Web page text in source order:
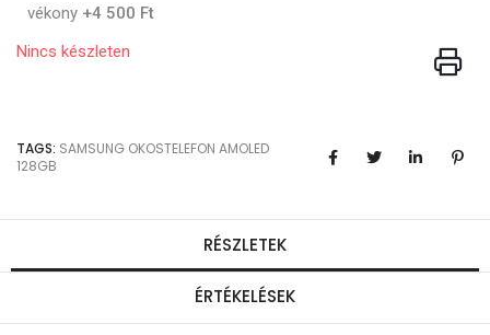
vékony +4 500 Ft
Nincs készleten
TAGS: SAMSUNG OKOSTELEFON AMOLED
128GB
RÉSZLETEK
ÉRTÉKELÉSEK